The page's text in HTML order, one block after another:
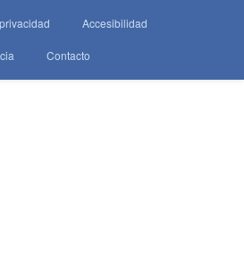
Accesibilidad
Contacto